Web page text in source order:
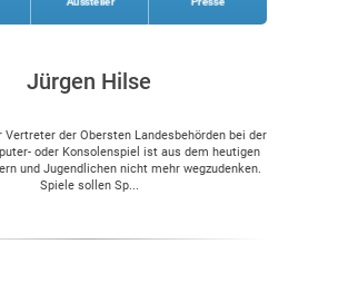
Jürgen Hilse
Vertreter der Obersten Landesbehörden bei der
oder Konsolenspiel ist aus dem heutigen
und Jugendlichen nicht mehr wegzudenken.
Spiele sollen Sp...